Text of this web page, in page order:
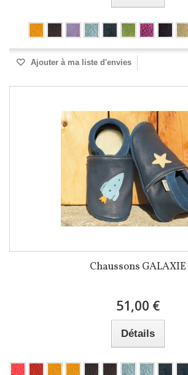
Ajouter à ma liste d'envies
Chaussons GALAXIE
51,00 €
Détails